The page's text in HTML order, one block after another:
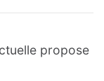
propose